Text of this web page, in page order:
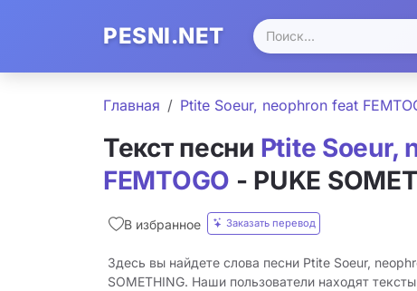
PESNI.NET
Главная Ptite Soeur, neophron feat
Текст песни Ptite Soeur,
FEMTOGO - PUKE
В избранное Заказать перевод
Здесь вы найдете слова песни Ptite Soeur,
SOMETHING. Наши пользователи находят